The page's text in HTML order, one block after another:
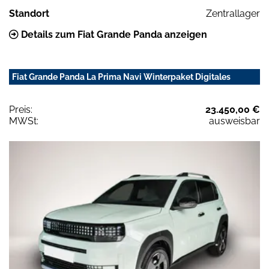
Standort
Zentrallager
Details zum Fiat Grande Panda anzeigen
Fiat Grande Panda La Prima Navi Winterpaket Digitales
Preis:
23.450,00 €
MWSt:
ausweisbar